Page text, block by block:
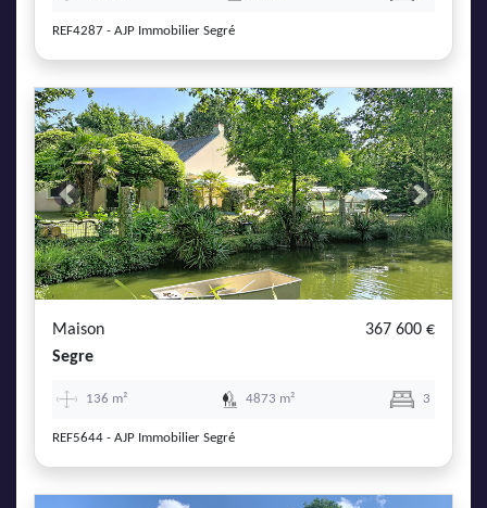
REF4287 - AJP Immobilier Segré
Previous Next
Maison
367 600 €
Segre
136 m² 4873 m² 3
REF5644 - AJP Immobilier Segré